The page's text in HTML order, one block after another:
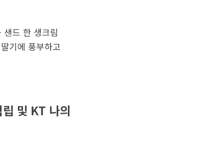
샌드 한 생크림
기에 풍부하고
및 KT 나의